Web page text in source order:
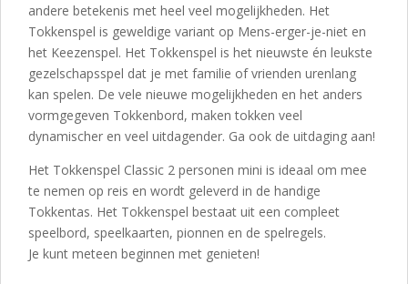
andere betekenis met heel veel mogelijkheden. Het
Tokkenspel is geweldige variant op Mens-erger-je-niet en
het Keezenspel. Het Tokkenspel is het nieuwste én leukste
gezelschapsspel dat je met familie of vrienden urenlang
kan spelen. De vele nieuwe mogelijkheden en het anders
vormgegeven Tokkenbord, maken tokken veel
dynamischer en veel uitdagender. Ga ook de uitdaging aan!
Het Tokkenspel Classic 2 personen mini is ideaal om mee
te nemen op reis en wordt geleverd in de handige
Tokkentas. Het Tokkenspel bestaat uit een compleet
speelbord, speelkaarten, pionnen en de spelregels.
Je kunt meteen beginnen met genieten!